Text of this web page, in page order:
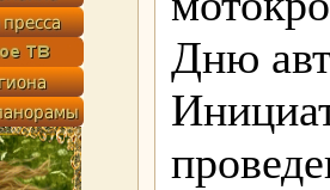
Дню